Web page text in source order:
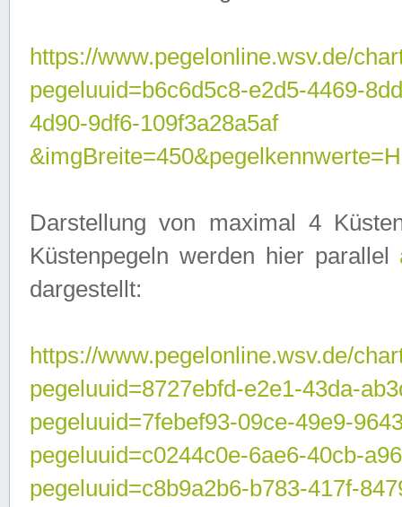
https://www.pegelonline.wsv.de/
pegeluuid=b6c6d5c8-e2d5-4469-
4d90-9df6-109f3a28a5af
Darstellung von maximal 4
Küstenpegeln werden hier parallel
dargestellt:
https://www.pegelonline.wsv.de/
pegeluuid=8727ebfd-e2e1-43da-
pegeluuid=7febef93-09ce-49e9-
pegeluuid=c0244c0e-6ae6-40cb-
pegeluuid=c8b9a2b6-b783-417f-